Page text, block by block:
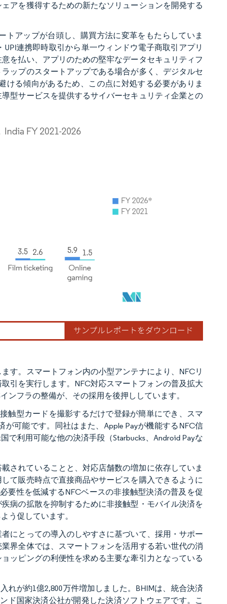
アを獲得するための新たなソリューションを開発する
アップが台頭し、購買方法に変革をもたらしていま
連携即時取引から単一ウィンドウ電子商取引アプリ
を払い、アプリのための堅牢なデータセキュリティフ
ップのスタートアップである場合が多く、デジタルセ
る傾向があるため、この点に対処する必要がありま
型サービスを提供するサイバーセキュリティ企業との
す。スマートフォン内の小型アンテナにより、NFCリ
引を実行します。NFC対応スマートフォンの普及拡大
ンフラの整備が、その採用を後押ししています。
触型カードを撮影するだけで登録が簡単にでき、スマ
可能です。同社はまた、Apple Payが機能するNFC信
利用可能な他の決済手段（Starbucks、Android Payな
されていることと、対応店舗数の増加に依存していま
て販売時点で直接商品やサービスを購入できるように
要性を低減するNFCベースの非接触型決済の普及を促
病の拡散を抑制するために非接触型・モバイル決済を
う促しています。
にとっての導入のしやすさに基づいて、採用・サポー
界全体では、スマートフォンを活用する若い世代の消
ッピングの利便性を求める主要な牽引力となっている
れが約1億2,800万件増加しました。BHIMは、統合決済
ド国家決済公社が開発した決済ソフトウェアです。こ